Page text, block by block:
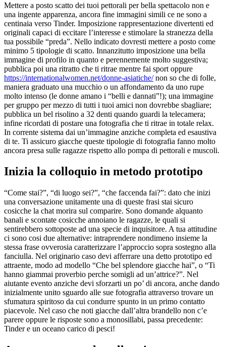
Mettere a posto scatto dei tuoi pettorali per bella spettacolo non e
una ingente apparenza, ancora fine immagini simili ce ne sono a
centinaia verso Tinder. Imposizione rappresentazione divertenti ed
originali capaci di eccitare l’interesse e stimolare la stranezza della
tua possibile “preda”. Nello indicato dovresti mettere a posto come
minimo 5 tipologie di scatto. Innanzitutto imposizione una bella
immagine di profilo in quanto e perennemente molto suggestiva;
pubblica poi una ritratto che ti ritrae mentre fai sport oppure
https://internationalwomen.net/donne-asiatiche/non so che di folle,
maniera graduato una mucchio o un affondamento da uno rupe
molto intenso (le donne amano i “belli e dannati”!); una immagine
per gruppo per mezzo di tutti i tuoi amici non dovrebbe sbagliare;
pubblica un bel risolino a 32 denti quando guardi la telecamera;
infine ricordati di postare una fotografia che ti ritrae in totale relax.
In corrente sistema dai un’immagine anziche completa ed esaustiva
di te. Ti assicuro giacche queste tipologie di fotografia fanno molto
ancora presa sulle ragazze rispetto allo pompa di pettorali e muscoli.
Inizia la colloquio in metodo prototipo
“Come stai?”, “di luogo sei?”, “che faccenda fai?”: dato che inizi
una conversazione unitamente una di queste frasi stai sicuro
cosicche la chat morira sul comparire. Sono domande alquanto
banali e scontate cosicche annoiano le ragazze, le quali si
sentirebbero sottoposte ad una specie di inquisitore. A tua attitudine
ci sono cosi due alternative: intraprendere nondimeno insieme la
stessa frase ovverosia caratterizzare l’approccio sopra sostegno alla
fanciulla. Nel originario caso devi afferrare una detto prototipo ed
attraente, modo ad modello “Che bel splendore giacche hai”, o “Ti
hanno giammai proverbio perche somigli ad un’attrice?”. Nel
aiutante evento anziche devi sforzarti un po’ di ancora, anche dando
inizialmente unito sguardo alle sue fotografia attraverso trovare un
sfumatura spiritoso da cui condurre spunto in un primo contatto
piacevole. Nel caso che noti giacche dall’altra brandello non c’e
parere oppure le risposte sono a monosillabi, passa precedente:
Tinder e un oceano carico di pesci!